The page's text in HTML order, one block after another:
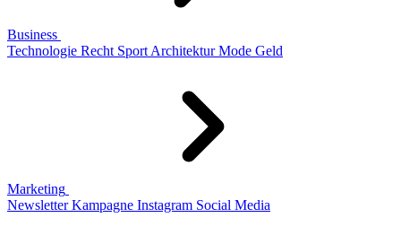
Business
Technologie Recht Sport Architektur Mode Geld
Marketing
Newsletter Kampagne Instagram Social Media